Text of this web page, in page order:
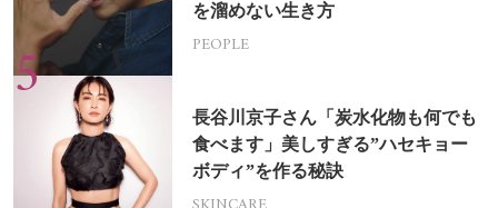
を溜めない生き方
PEOPLE
長谷川京子さん「炭水化物も何でも
食べます」美しすぎる”ハセキョー
ボディ”を作る秘訣